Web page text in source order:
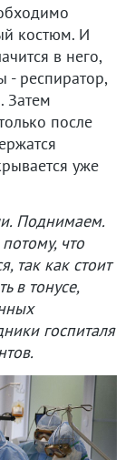
костюм. И
в него,
- респиратор,
Затем
после
уже
Поднимаем.
что
так как стоит
в тонусе,
госпиталя